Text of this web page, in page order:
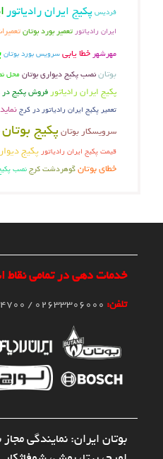
فردیسپکیج ایران رادیاتور
ایران رادیاتورتعمیر بورد بوتان
مهرشهر خطا یابی سرویس بورد بوتان
بوتاننصب پکیج دیواری بوتانمحل
پکیج ایران رادیاتورفروش پکیج در
تعمیر پکیج ایران رادیاتور در کرج
سرویسکار بوتان پکیج بوتان
قیمت پکیج ایران رادیاتورپکیج
خطای بوتانگوهردشت کرجنصب
خدمات دهی در تمامی نقاط
تلفن:
بوتان ایران: نمایندگی مجاز